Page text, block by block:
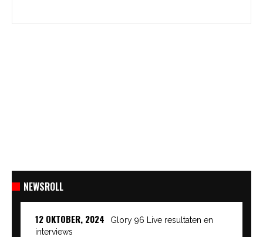
NEWSROLL
12 OKTOBER, 2024
Glory 96 Live resultaten en
interviews